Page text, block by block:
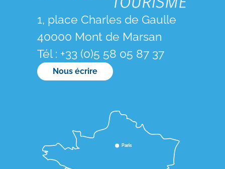
1, place Charles de Gaulle
40000 Mont de Marsan
Tél : +33 (0)5 58 05 87 37
Nous écrire
Paris